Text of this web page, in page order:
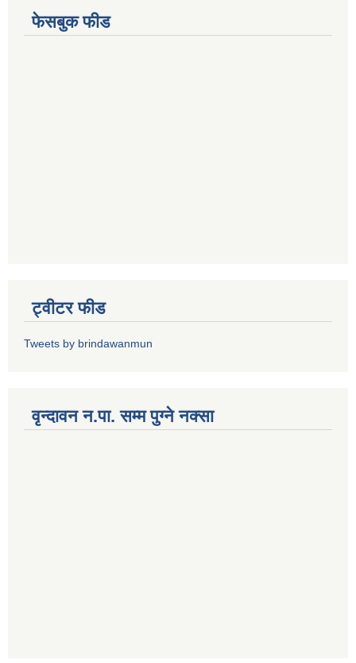
फेसबुक फीड
ट्वीटर फीड
Tweets by brindawanmun
वृन्दावन न.पा. सम्म पुग्ने नक्सा